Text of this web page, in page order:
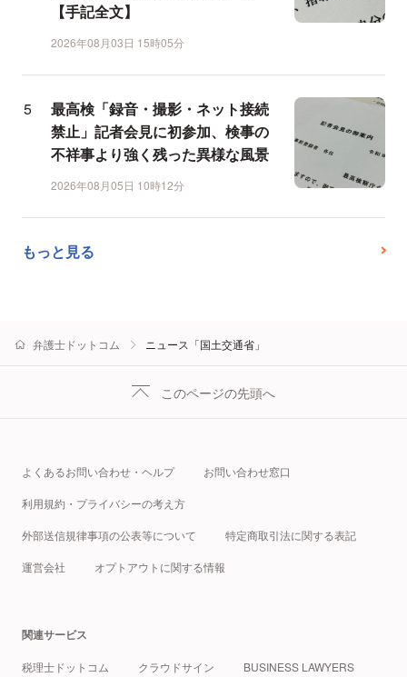
【手記全文】
2026年08月03日 15時05分
最高検「録音・撮影・ネット接続
禁止」記者会見に初参加、検事の
不祥事より強く残った異様な風景
2026年08月05日 10時12分
もっと見る
弁護士ドットコム ニュース「国土交通省」
このページの先頭へ
よくあるお問い合わせ・ヘルプ お問い合わせ窓口
利用規約・プライバシーの考え方
外部送信規律事項の公表等について 特定商取引法に関する表記
運営会社 オプトアウトに関する情報
関連サービス
税理士ドットコム クラウドサイン BUSINESS LAWYERS